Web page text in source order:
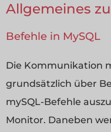
Allgemeines
Befehle in MySQL
Die Kommunikation
grundsätzlich über
mySQL-Befehle
Monitor. Daneben